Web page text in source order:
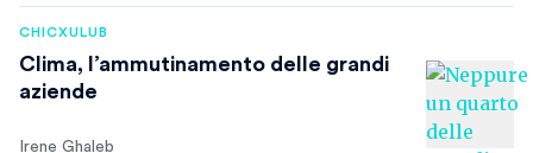
CHICXULUB
Clima, l’ammutinamento delle grandi
aziende
Irene Ghaleb